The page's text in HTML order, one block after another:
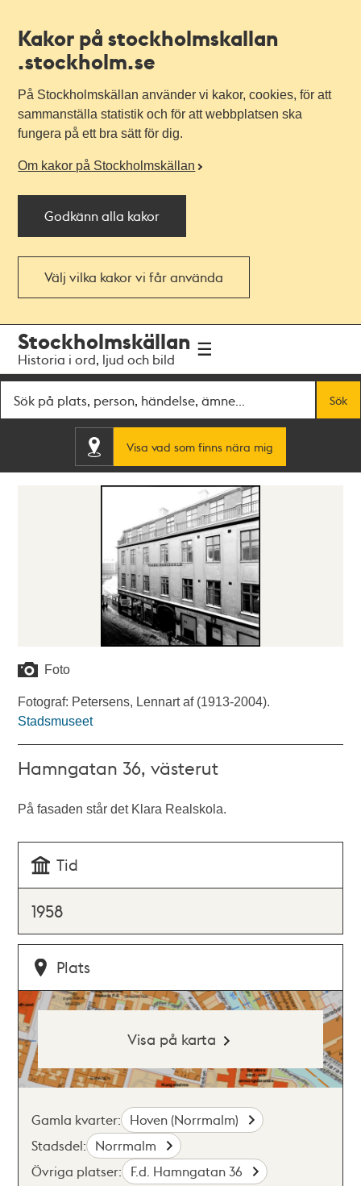
Kakor på stockholmskallan
.stockholm.se
På Stockholmskällan använder vi kakor, cookies, för att
sammanställa statistik och för att webbplatsen ska
fungera på ett bra sätt för dig.
Om kakor på Stockholmskällan
Godkänn alla kakor
Välj vilka kakor vi får använda
navigationen
huvudinnehållet
Stockholmskällan
Historia i ord, ljud och bild
Sök
Visa vad som finns nära mig
Foto
Fotograf: Petersens, Lennart af (1913-2004).
Stadsmuseet
Hamngatan 36, västerut
På fasaden står det Klara Realskola.
Tid
1958
Plats
Visa på karta
Gamla kvarter: Hoven (Norrmalm)
Stadsdel: Norrmalm
Övriga platser: F.d. Hamngatan 36